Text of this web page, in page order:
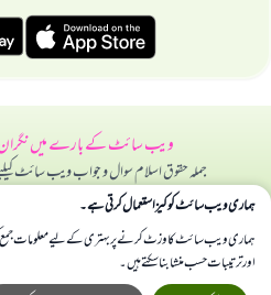
ویب سائٹ کے بارے میں
جملہ حقوق اسلام سوال و جواب ویب سائٹ کیلیے محفوظ
ہماری ویب سائٹ کوکیز استعمال کرتی ہے۔
ہماری ویب سائٹ کا وزٹ کرنے پر بہتری کے لیے معلومات جمع
اور ترتیبات حسب منشا بنا سکتے ہیں۔